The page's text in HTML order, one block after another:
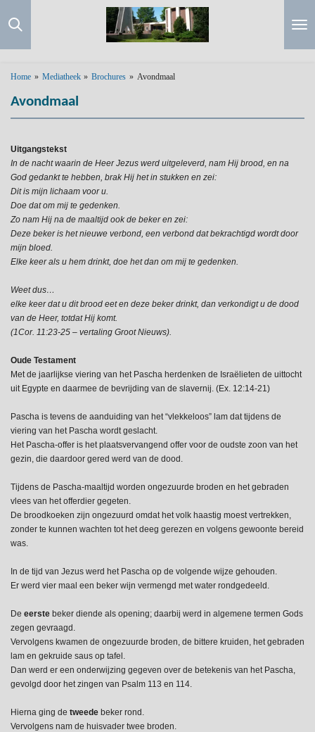
direct
Home » Mediatheek » Brochures » Avondmaal
Avondmaal
Uitgangstekst
In de nacht waarin de Heer Jezus werd uitgeleverd, nam Hij brood, en na
God gedankt te hebben, brak Hij het in stukken en zei:
Dit is mijn lichaam voor u.
Doe dat om mij te gedenken.
Zo nam Hij na de maaltijd ook de beker en zei:
Deze beker is het nieuwe verbond, een verbond dat bekrachtigd wordt door
mijn bloed.
Elke keer als u hem drinkt, doe het dan om mij te gedenken.
Weet dus…
elke keer dat u dit brood eet en deze beker drinkt, dan verkondigt u de dood
van de Heer, totdat Hij komt.
(1Cor. 11:23-25 – vertaling Groot Nieuws).
Oude Testament
Met de jaarlijkse viering van het Pascha herdenken de Israëlieten de uittocht
uit Egypte en daarmee de bevrijding van de slavernij. (Ex. 12:14-21)
Pascha is tevens de aanduiding van het “vlekkeloos” lam dat tijdens de
viering van het Pascha wordt geslacht.
Het Pascha-offer is het plaatsvervangend offer voor de oudste zoon van het
gezin, die daardoor gered werd van de dood.
Tijdens de Pascha-maaltijd worden ongezuurde broden en het gebraden
vlees van het offerdier gegeten.
De broodkoeken zijn ongezuurd omdat het volk haastig moest vertrekken,
zonder te kunnen wachten tot het deeg gerezen en volgens gewoonte bereid
was.
In de tijd van Jezus werd het Pascha op de volgende wijze gehouden.
Er werd vier maal een beker wijn vermengd met water rondgedeeld.
De eerste beker diende als opening; daarbij werd in algemene termen Gods
zegen gevraagd.
Vervolgens kwamen de ongezuurde broden, de bittere kruiden, het gebraden
lam en gekruide saus op tafel.
Dan werd er een onderwijzing gegeven over de betekenis van het Pascha,
gevolgd door het zingen van Psalm 113 en 114.
Hierna ging de tweede beker rond.
Vervolgens nam de huisvader twee broden.